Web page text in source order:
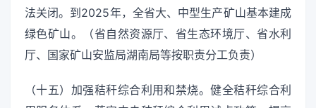
法关闭。到2025年，全省大、中型生产矿山基本建成
绿色矿山。（省自然资源厅、省生态环境厅、省水利
厅、国家矿山安监局湖南局等按职责分工负责）
（十五）加强秸秆综合利用和禁烧。健全秸秆综合利